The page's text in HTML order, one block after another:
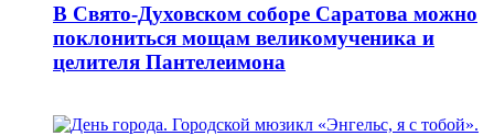
В Свято-Духовском соборе Саратова можно
поклониться мощам великомученика и
целителя Пантелеимона